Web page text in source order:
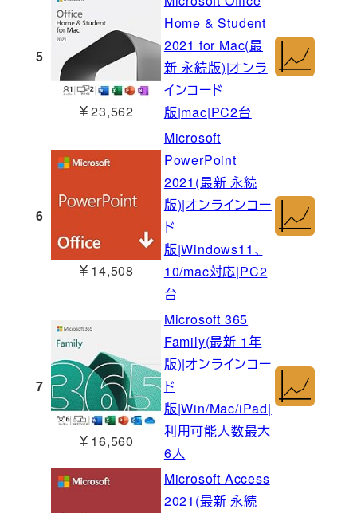
5
￥23,562
Home & Student
2021 for Mac(最
新 永続版)|オンラ
インコード
版|mac|PC2台
6
￥14,508
Microsoft
PowerPoint
2021(最新 永続
版)|オンラインコー
ド
版|Windows11、
10/mac対応|PC2
台
7
￥16,560
Microsoft 365
Family(最新 1年
版)|オンラインコー
ド
版|Win/Mac/iPad|
利用可能人数最大
6人
Microsoft Access
2021(最新 永続